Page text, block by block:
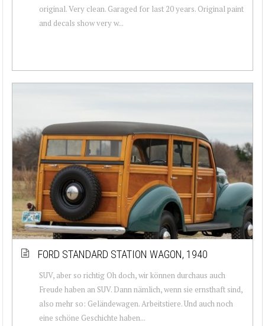
original. Very clean. Garaged for last 20 years. Original paint
and decals show very w...
FORD STANDARD STATION WAGON, 1940
SUV, aber so richtig Oh doch, wir können durchaus auch
Freude haben an SUV. Dann nämlich, wenn sie ernsthaft sind,
also mehr so: Geländewagen. Arbeitstiere. Und auch noch
eine schöne Geschichte haben...